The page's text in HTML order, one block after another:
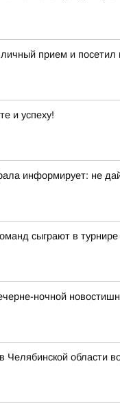
прием и посетил
и успеху!
информирует: не
сыграют в
ночной
области